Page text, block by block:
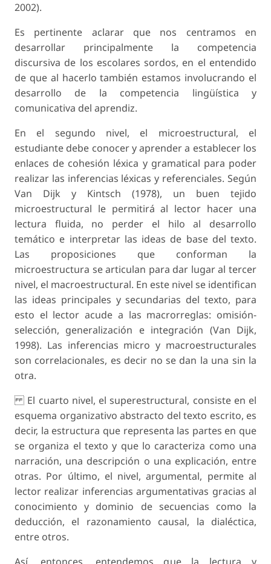
2002).
Es pertinente aclarar que nos centramos en
desarrollar principalmente la competencia
discursiva de los escolares sordos, en el entendido
de que al hacerlo también estamos involucrando el
desarrollo de la competencia lingüística y
comunicativa del aprendiz.
En el segundo nivel, el microestructural, el
estudiante debe conocer y aprender a establecer los
enlaces de cohesión léxica y gramatical para poder
realizar las inferencias léxicas y referenciales. Según
Van Dijk y Kintsch (1978), un buen tejido
microestructural le permitirá al lector hacer una
lectura fluida, no perder el hilo al desarrollo
temático e interpretar las ideas de base del texto.
Las proposiciones que conforman la
microestructura se articulan para dar lugar al tercer
nivel, el macroestructural. En este nivel se identifican
las ideas principales y secundarias del texto, para
esto el lector acude a las macrorreglas: omisión-
selección, generalización e integración (Van Dijk,
1998). Las inferencias micro y macroestructurales
son correlacionales, es decir no se dan la una sin la
otra.
El cuarto nivel, el superestructural, consiste en el
esquema organizativo abstracto del texto escrito, es
decir, la estructura que representa las partes en que
se organiza el texto y que lo caracteriza como una
narración, una descripción o una explicación, entre
otras. Por último, el nivel, argumental, permite al
lector realizar inferencias argumentativas gracias al
conocimiento y dominio de secuencias como la
deducción, el razonamiento causal, la dialéctica,
entre otros.